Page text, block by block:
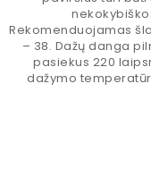
Rekomenduojamas
– 38. Dažų danga
pasiekus 220
dažymo